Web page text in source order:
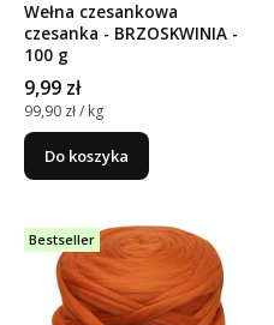
Wełna czesankowa
czesanka - BRZOSKWINIA -
100 g
Cena
9,99 zł
Cena jednostkowa
99,90 zł / kg
Do koszyka
Bestseller